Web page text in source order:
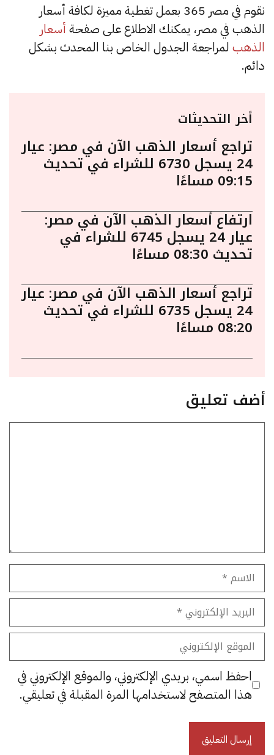
نقوم في مصر 365 بعمل تغطية مميزة لكافة أسعار
الذهب في مصر، يمكنك الاطلاع على صفحة أسعار
الذهب لمراجعة الجدول الخاص بنا المحدث بشكل
دائم.
أخر التحديثات
تراجع أسعار الذهب الآن في مصر: عيار
24 يسجل 6730 للشراء في تحديث
09:15 مساءًا
ارتفاع أسعار الذهب الآن في مصر:
عيار 24 يسجل 6745 للشراء في
تحديث 08:30 مساءًا
تراجع أسعار الذهب الآن في مصر: عيار
24 يسجل 6735 للشراء في تحديث
08:20 مساءًا
أضف تعليق
الاسم
البريد
الإلكتروني
الموقع
الإلكتروني
احفظ اسمي، بريدي الإلكتروني، والموقع الإلكتروني في
هذا المتصفح لاستخدامها المرة المقبلة في تعليقي.